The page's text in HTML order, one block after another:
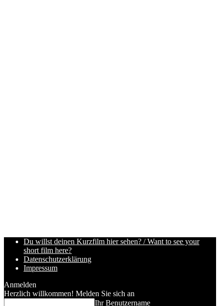
Du willst deinen Kurzfilm hier sehen? / Want to see your
short film here?
Datenschutzerklärung
Impressum
Anmelden
Herzlich willkommen! Melden Sie sich an
Ihr Benutzername